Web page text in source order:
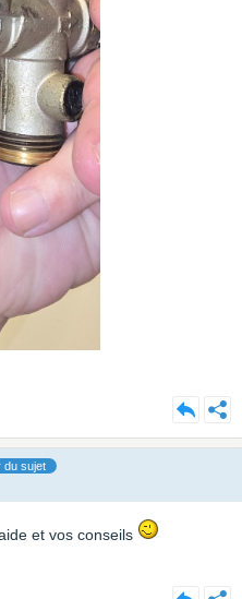
du sujet
et vos conseils